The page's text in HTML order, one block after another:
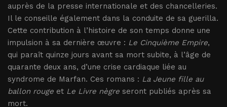
auprès de la presse internationale et des chancelleries.
Il le conseille également dans la conduite de sa guerilla.
Cette contribution à l’histoire de son temps donne une
impulsion à sa dernière œuvre : Le Cinquième Empire,
qui paraît quinze jours avant sa mort subite, à l’âge de
quarante deux ans, d’une crise cardiaque liée au
syndrome de Marfan. Ces romans : La Jeune fille au
ballon rouge et Le Livre nègre seront publiés après sa
mort.